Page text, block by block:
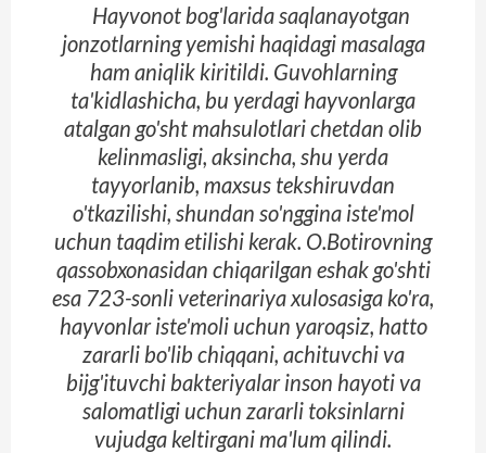
Hayvonot bog'larida saqlanayotgan
jonzotlarning yemishi haqidagi masalaga
ham aniqlik kiritildi. Guvohlarning
ta'kidlashicha, bu yerdagi hayvonlarga
atalgan go'sht mahsulotlari chetdan olib
kelinmasligi, aksincha, shu yerda
tayyorlanib, maxsus tekshiruvdan
o'tkazilishi, shundan so'nggina iste'mol
uchun taqdim etilishi kerak. O.Botirovning
qassobxonasidan chiqarilgan eshak go'shti
esa 723-sonli veterinariya xulosasiga ko'ra,
hayvonlar iste'moli uchun yaroqsiz, hatto
zararli bo'lib chiqqani, achituvchi va
bijg'ituvchi bakteriyalar inson hayoti va
salomatligi uchun zararli toksinlarni
vujudga keltirgani ma'lum qilindi.